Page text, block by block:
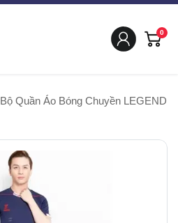
0
Bộ Quần Áo Bóng Chuyền LEGEND